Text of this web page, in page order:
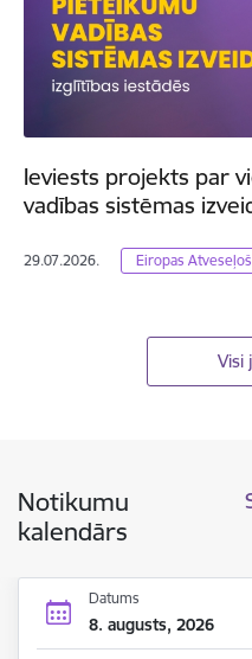
Ieviests projekts par
vadības sistēmas
29.07.2026. Eiropas
Visi
Notikumu
kalendārs
Datums
8. augusts, 2026